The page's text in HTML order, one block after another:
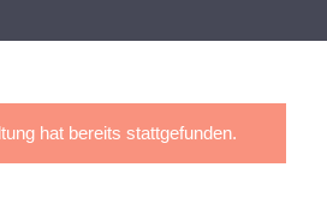
hat bereits stattgefunden.